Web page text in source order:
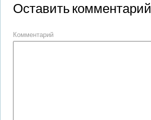
Оставить комментарий
Комментарий